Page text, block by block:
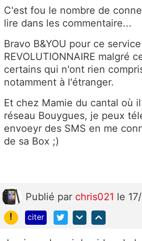
C'est fou le nombre de
lire dans les commentaire...
Bravo B&YOU pour ce service
REVOLUTIONNAIRE malgré
certains qui n'ont rien
notamment à l'étranger.
Et chez Mamie du cantal où
réseau Bouygues, je peux
envoeyr des SMS en me
de sa Box ;)
Publié par chris021 le
!
citer